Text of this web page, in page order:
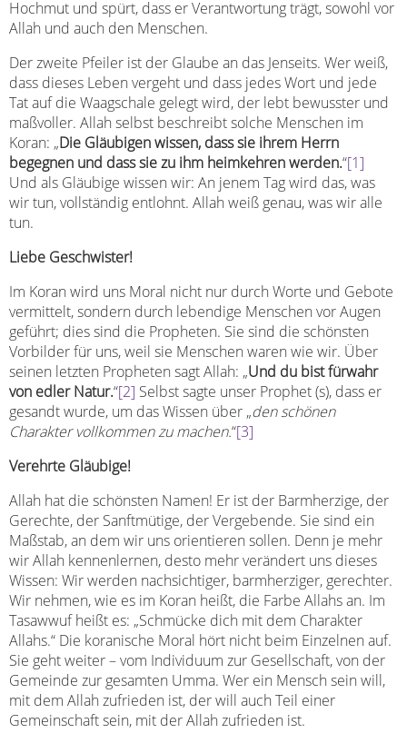
Hochmut und spürt, dass er Verantwortung trägt, sowohl vor
Allah und auch den Menschen.
Der zweite Pfeiler ist der Glaube an das Jenseits. Wer weiß,
dass dieses Leben vergeht und dass jedes Wort und jede
Tat auf die Waagschale gelegt wird, der lebt bewusster und
maßvoller. Allah selbst beschreibt solche Menschen im
Koran: „Die Gläubigen wissen, dass sie ihrem Herrn
begegnen und dass sie zu ihm heimkehren werden.“[1]
Und als Gläubige wissen wir: An jenem Tag wird das, was
wir tun, vollständig entlohnt. Allah weiß genau, was wir alle
tun.
Liebe Geschwister!
Im Koran wird uns Moral nicht nur durch Worte und Gebote
vermittelt, sondern durch lebendige Menschen vor Augen
geführt; dies sind die Propheten. Sie sind die schönsten
Vorbilder für uns, weil sie Menschen waren wie wir. Über
seinen letzten Propheten sagt Allah: „Und du bist fürwahr
von edler Natur.“[2] Selbst sagte unser Prophet (s), dass er
gesandt wurde, um das Wissen über „den schönen
Charakter vollkommen zu machen.“[3]
Verehrte Gläubige!
Allah hat die schönsten Namen! Er ist der Barmherzige, der
Gerechte, der Sanftmütige, der Vergebende. Sie sind ein
Maßstab, an dem wir uns orientieren sollen. Denn je mehr
wir Allah kennenlernen, desto mehr verändert uns dieses
Wissen: Wir werden nachsichtiger, barmherziger, gerechter.
Wir nehmen, wie es im Koran heißt, die Farbe Allahs an. Im
Tasawwuf heißt es: „Schmücke dich mit dem Charakter
Allahs.“ Die koranische Moral hört nicht beim Einzelnen auf.
Sie geht weiter – vom Individuum zur Gesellschaft, von der
Gemeinde zur gesamten Umma. Wer ein Mensch sein will,
mit dem Allah zufrieden ist, der will auch Teil einer
Gemeinschaft sein, mit der Allah zufrieden ist.